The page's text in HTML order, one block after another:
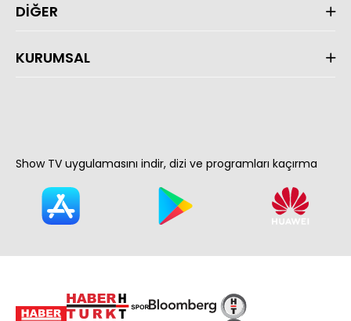
DİĞER
KURUMSAL
Show TV uygulamasını indir, dizi ve programları kaçırma